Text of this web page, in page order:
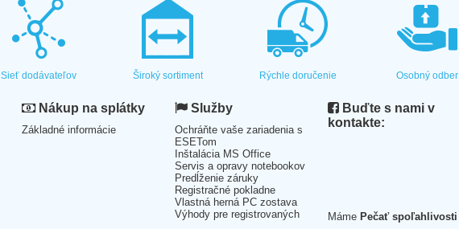
Sieť dodávateľov Široký sortiment Rýchle doručenie Osobný odber
Nákup na splátky
Základné informácie
Služby
Ochráňte vaše zariadenia s
ESETom
Inštalácia MS Office
Servis a opravy notebookov
Predĺženie záruky
Registračné pokladne
Vlastná herná PC zostava
Výhody pre registrovaných
Buďte s nami v
kontakte:
Máme Pečať spoľahlivosti